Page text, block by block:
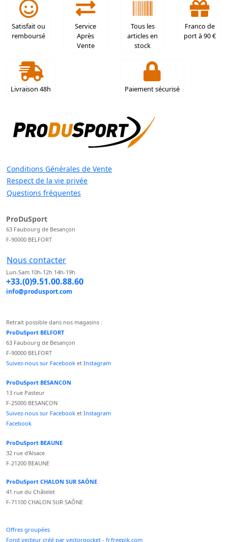
Satisfait ou
remboursé
Service
Après
Vente
Tous les
articles en
stock
Franco de
port à 90 €
Livraison 48h Paiement sécurisé
Conditions Générales de Vente
Respect de la vie privée
Questions fréquentes
ProDuSport
63 Faubourg de Besançon
F-90000 BELFORT
Nous contacter
Lun-Sam 10h-12h 14h-19h
+33.(0)9.51.00.88.60
info@produsport.com
Retrait possible dans nos magasins :
ProDuSport BELFORT
63 Faubourg de Besançon
F-90000 BELFORT
Suivez-nous sur Facebook et Instagram
ProDuSport BESANCON
13 rue Pasteur
F-25000 BESANCON
Suivez-nous sur Facebook et Instagram
Facebook
ProDuSport BEAUNE
32 rue d'Alsace
F-21200 BEAUNE
ProDuSport CHALON SUR SAÔNE
41 rue du Châtelet
F-71100 CHALON SUR SAÔNE
Offres groupées
Fond vecteur créé par vectorpocket - fr.freepik.com